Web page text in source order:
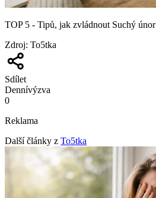
TOP 5 - Tipů, jak zvládnout Suchý únor
Zdroj: To5tka
Sdílet
Dennívýzva
0
Reklama
Další články z To5tka